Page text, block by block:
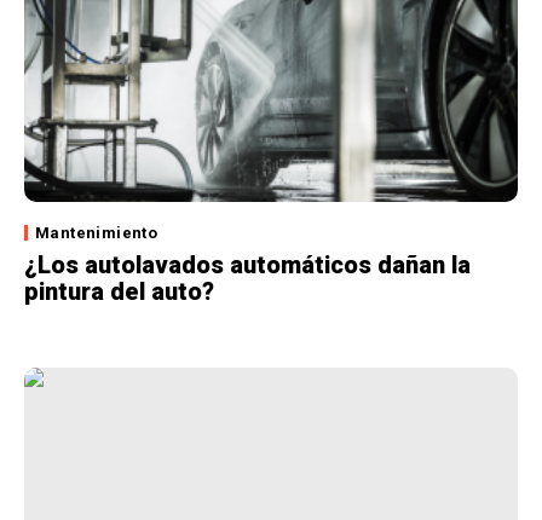
Mantenimiento
¿Los autolavados automáticos dañan la
pintura del auto?